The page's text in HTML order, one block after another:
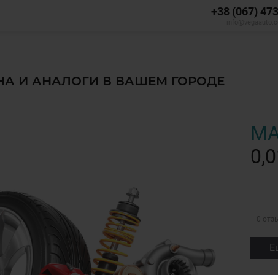
+38 (067)
И АНАЛОГИ В ВАШЕМ ГОРОДЕ
0